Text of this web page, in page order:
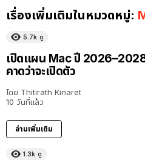
เรื่องเพิ่มเติมในหมวดหมู่:
5.7k ดู
เปิดแผน Mac ปี
คาดว่าจะเปิดตัว
โดย Thitirath Kinaret
10 วันที่แล้ว
อ่านเพิ่มเติม
1.3k ดู